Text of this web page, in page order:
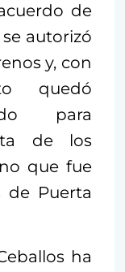
de
autorizó
y, con
quedó
para
de los
que fue
de Puerta
ha